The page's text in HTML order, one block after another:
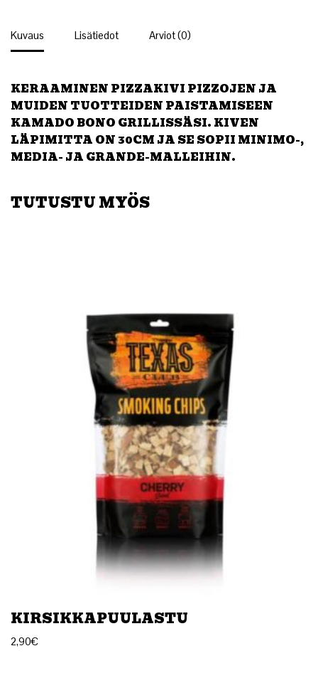
Kuvaus Lisätiedot Arviot (0)
KERAAMINEN PIZZAKIVI PIZZOJEN JA
MUIDEN TUOTTEIDEN PAISTAMISEEN
KAMADO BONO GRILLISSÄSI. KIVEN
LÄPIMITTA ON 30CM JA SE SOPII MINIMO-,
MEDIA- JA GRANDE-MALLEIHIN.
TUTUSTU MYÖS
KIRSIKKAPUULASTU
2,90€